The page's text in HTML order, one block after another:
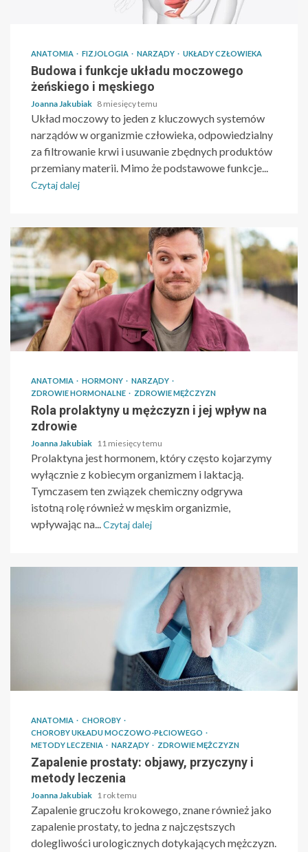
ANATOMIA FIZJOLOGIA NARZĄDY UKŁADY CZŁOWIEKA
Budowa i funkcje układu moczowego
żeńskiego i męskiego
Joanna Jakubiak 8 miesięcy temu
Układ moczowy to jeden z kluczowych systemów
narządów w organizmie człowieka, odpowiedzialny
za filtrowanie krwi i usuwanie zbędnych produktów
przemiany materii. Mimo że podstawowe funkcje...
Czytaj dalej
ANATOMIA HORMONY
NARZĄDY
ZDROWIE HORMONALNE
ZDROWIE MĘŻCZYZN
Rola prolaktyny u mężczyzn i jej wpływ na
zdrowie
Joanna Jakubiak 11 miesięcy temu
Prolaktyna jest hormonem, który często kojarzymy
wyłącznie z kobiecym organizmem i laktacją.
Tymczasem ten związek chemiczny odgrywa
istotną rolę również w męskim organizmie,
wpływając na...Czytaj dalej
ANATOMIA
CHOROBY
CHOROBY UKŁADU MOCZOWO-PŁCIOWEGO
METODY LECZENIA
NARZĄDY ZDROWIE MĘŻCZYZN
Zapalenie prostaty: objawy, przyczyny i
metody leczenia
Joanna Jakubiak 1 rok temu
Zapalenie gruczołu krokowego, znane również jako
zapalenie prostaty, to jedna z najczęstszych
dolegliwości urologicznych dotykających mężczyzn.